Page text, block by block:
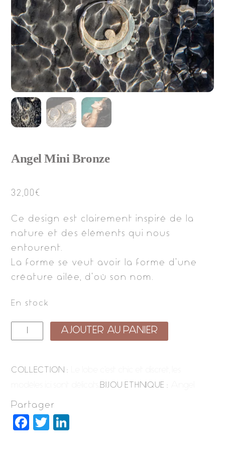
Angel Mini Bronze
32,00 €
Ce design est clairement inspiré de la
nature et des éléments qui nous
entourent.
La forme se veut avoir la forme d’une
créature ailée, d’où son nom.
En stock
quantité
de
mini
AJOUTER AU PANIER
COLLECTION :
BIJOU ETHNIQUE :
Partager
F
T